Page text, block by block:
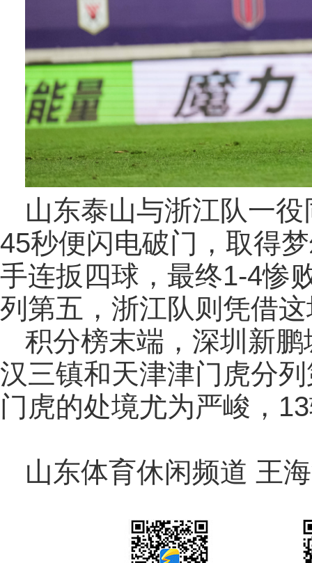
山东泰山与浙江队一
45秒便闪电破门，取得
手连扳四球，最终1-4惨
列第五，浙江队则凭借
积分榜末端，深圳新
汉三镇和天津津门虎分
门虎的处境尤为严峻，
山东体育休闲频道 王